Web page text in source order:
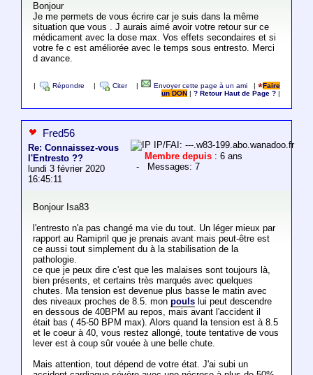
Bonjour
Je me permets de vous écrire car je suis dans la même
situation que vous . J aurais aimé avoir votre retour sur ce
médicament avec la dose max. Vos effets secondaires et si
votre fe c est améliorée avec le temps sous entresto. Merci
d avance.
Répondre Citer Envoyer cette page à un ami |
Faire
un DON
|? Retour Haut de Page ?
Fred56
Re: Connaissez-vous
l'Entresto ??
lundi 3 février 2020
16:45:11
IP/FAI: ---.w83-199.abo.wanadoo.fr
Membre depuis : 6 ans
- Messages: 7
Bonjour Isa83
l'entresto n'a pas changé ma vie du tout. Un léger mieux par
rapport au Ramipril que je prenais avant mais peut-être est
ce aussi tout simplement du à la stabilisation de la
pathologie.
ce que je peux dire c'est que les malaises sont toujours là,
bien présents, et certains très marqués avec quelques
chutes. Ma tension est devenue plus basse le matin avec
des niveaux proches de 8.5. mon poulslui peut descendre
en dessous de 40BPM au repos, mais avant l'accident il
était bas ( 45-50 BPM max). Alors quand la tension est à 8.5
et le coeur à 40, vous restez allongé, toute tentative de vous
lever est à coup sûr vouée à une belle chute.
Mais attention, tout dépend de votre état. J'ai subi un